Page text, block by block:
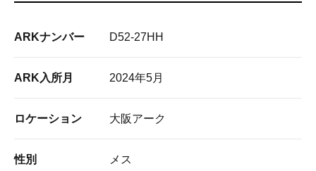
ARKナンバー D52-27HH
ARK入所月 2024年5月
ロケーション 大阪アーク
性別 メス